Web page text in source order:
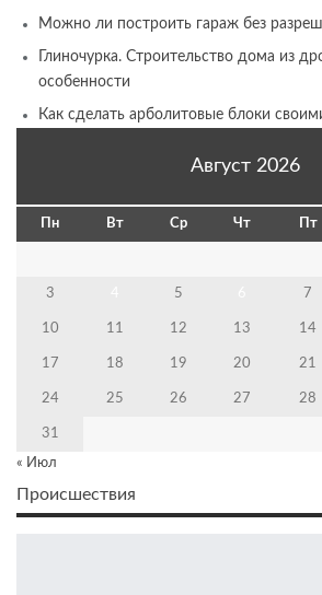
Можно ли построить гараж без
Глиночурка. Строительство дома из
особенности
Как сделать арболитовые блоки
Август 2026
Пн Вт Ср Чт Пт
3 5 7
10 11 12 13 14
17 18 19 20 21
24 25 26 27 28
31
« Июл
Происшествия